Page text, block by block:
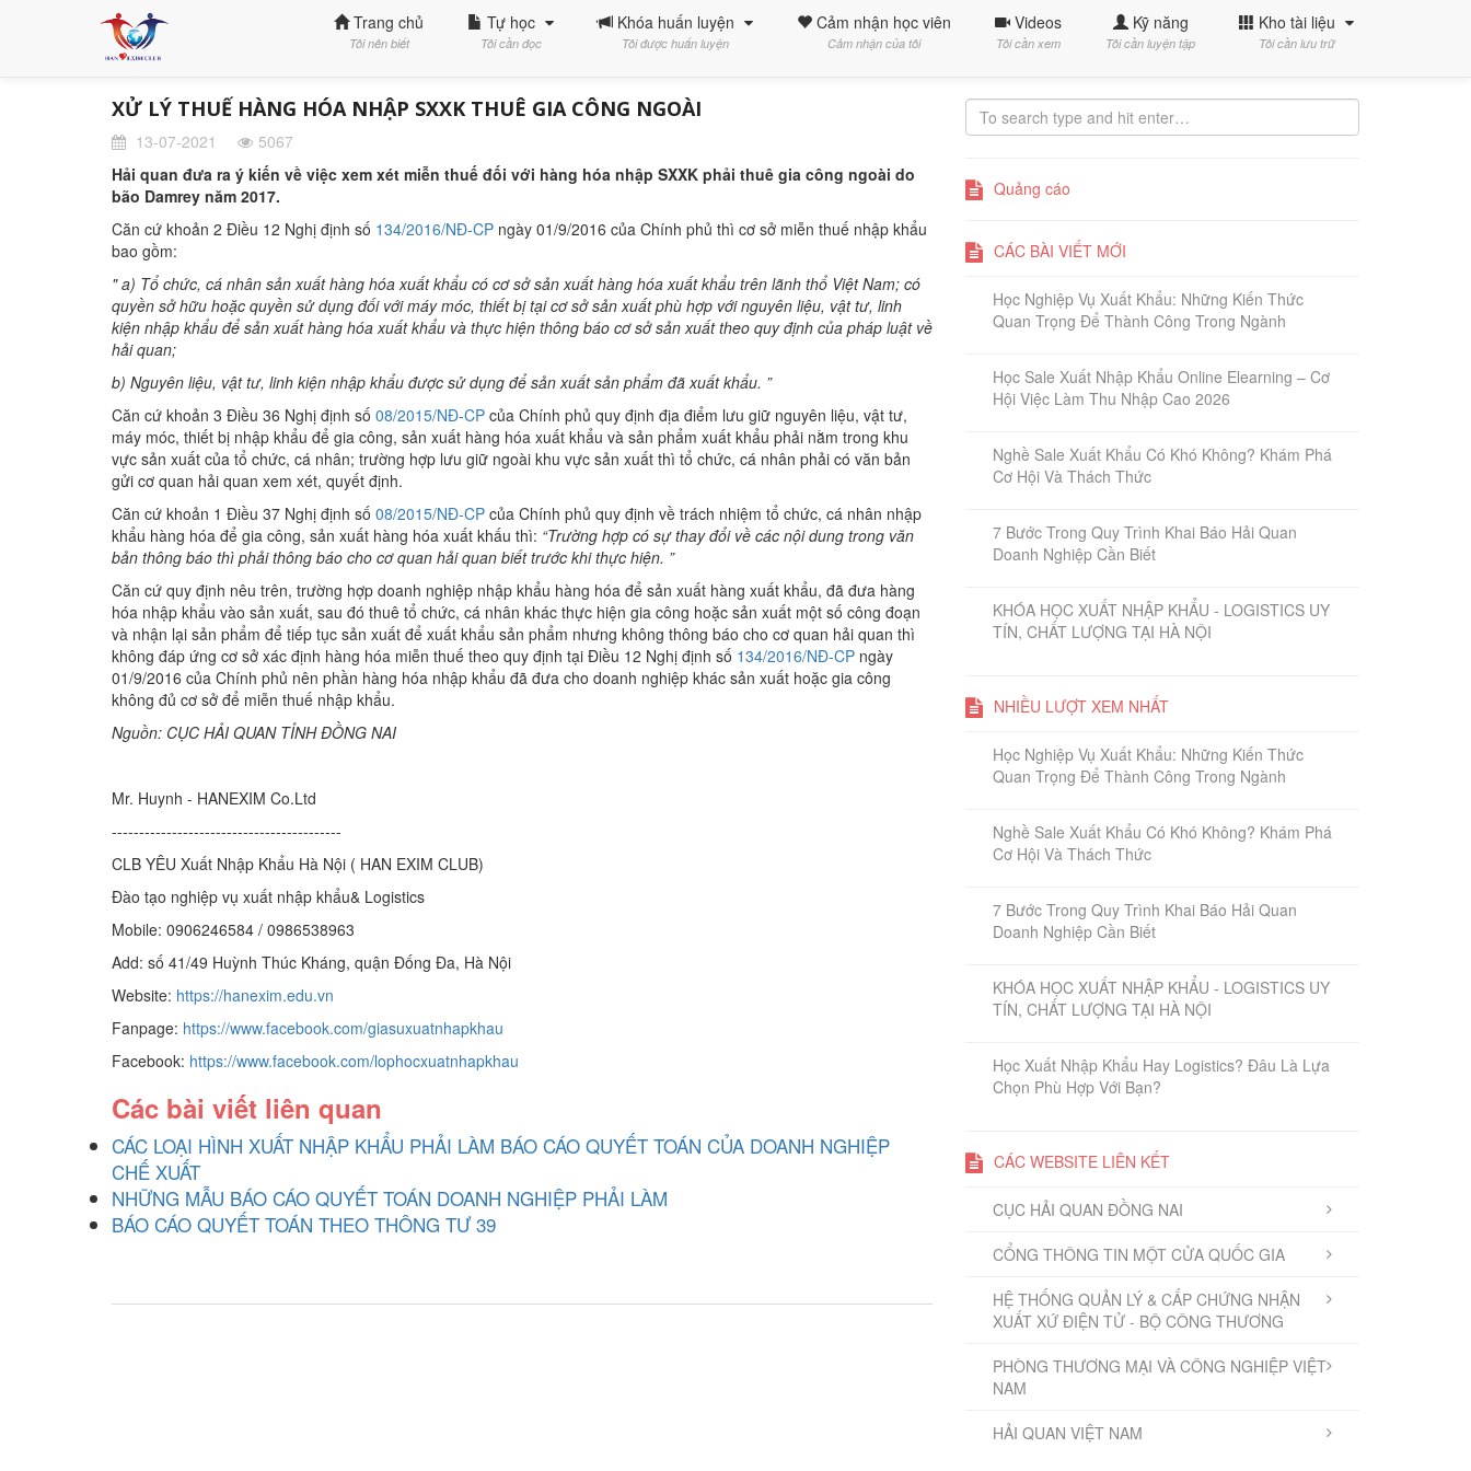
Trang chủ
Tôi nên biết
Tự học
Tôi cần đọc
Khóa huấn luyện
Tôi được huấn luyện
Cảm nhận học viên
Cảm nhận của tôi
Videos
Tôi cần xem
Kỹ năng
Tôi cần luyện tập
Kho tài liệu
Tôi cần lưu trữ
XỬ LÝ THUẾ HÀNG HÓA NHẬP SXXK THUÊ GIA CÔNG NGOÀI
13-07-2021
5067
Hải quan đưa ra ý kiến về việc xem xét miễn thuế đối với hàng hóa nhập SXXK phải thuê gia công ngoài do
bão Damrey năm 2017.
Căn cứ khoản 2 Điều 12 Nghị định số 134/2016/NĐ-CP ngày 01/9/2016 của Chính phủ thì cơ sở miễn thuế nhập khẩu
bao gồm:
" a) Tổ chức, cá nhân sản xuất hàng hóa xuất khẩu có cơ sở sản xuất hàng hóa xuất khẩu trên lãnh thổ Việt Nam; có
quyền sở hữu hoặc quyền sử dụng đối với máy móc, thiết bị tại cơ sở sản xuất phù hợp với nguyên liệu, vật tư, linh
kiện nhập khẩu để sản xuất hàng hóa xuất khẩu và thực hiện thông báo cơ sở sản xuất theo quy định của pháp luật về
hải quan;
b) Nguyên liệu, vật tư, linh kiện nhập khẩu được sử dụng để sản xuất sản phẩm đã xuất khẩu. ”
Căn cứ khoản 3 Điều 36 Nghị định số 08/2015/NĐ-CP của Chính phủ quy định địa điểm lưu giữ nguyên liệu, vật tư,
máy móc, thiết bị nhập khẩu để gia công, sản xuất hàng hóa xuất khẩu và sản phẩm xuất khẩu phải nằm trong khu
vực sản xuất của tổ chức, cá nhân; trường hợp lưu giữ ngoài khu vực sản xuất thì tổ chức, cá nhân phải có văn bản
gửi cơ quan hải quan xem xét, quyết định.
Căn cứ khoản 1 Điều 37 Nghị định số 08/2015/NĐ-CP của Chính phủ quy định về trách nhiệm tổ chức, cá nhân nhập
khẩu hàng hóa để gia công, sản xuất hàng hóa xuất khấu thì: “Trường hợp có sự thay đổi về các nội dung trong văn
bản thông báo thì phải thông báo cho cơ quan hải quan biết trước khi thực hiện. ”
Căn cứ quy định nêu trên, trường hợp doanh nghiệp nhập khẩu hàng hóa để sản xuất hàng xuất khẩu, đã đưa hàng
hóa nhập khẩu vào sản xuất, sau đó thuê tổ chức, cá nhân khác thực hiện gia công hoặc sản xuất một số công đoạn
và nhận lại sản phẩm để tiếp tục sản xuất để xuất khẩu sản phẩm nhưng không thông báo cho cơ quan hải quan thì
không đáp ứng cơ sở xác định hàng hóa miễn thuế theo quy định tại Điều 12 Nghị định số 134/2016/NĐ-CP ngày
01/9/2016 của Chính phủ nên phần hàng hóa nhập khẩu đã đưa cho doanh nghiệp khác sản xuất hoặc gia công
không đủ cơ sở để miễn thuế nhập khẩu.
Nguồn: CỤC HẢI QUAN TỈNH ĐỒNG NAI
Mr. Huynh - HANEXIM Co.Ltd
------------------------------------------
CLB YÊU Xuất Nhập Khẩu Hà Nội ( HAN EXIM CLUB)
Đào tạo nghiệp vụ xuất nhập khẩu& Logistics
Mobile: 0906246584 / 0986538963
Add: số 41/49 Huỳnh Thúc Kháng, quận Đống Đa, Hà Nội
Website: https://hanexim.edu.vn
Fanpage: https://www.facebook.com/giasuxuatnhapkhau
Facebook: https://www.facebook.com/lophocxuatnhapkhau
Các bài viết liên quan
CÁC LOẠI HÌNH XUẤT NHẬP KHẨU PHẢI LÀM BÁO CÁO QUYẾT TOÁN CỦA DOANH NGHIỆP
CHẾ XUẤT
NHỮNG MẪU BÁO CÁO QUYẾT TOÁN DOANH NGHIỆP PHẢI LÀM
BÁO CÁO QUYẾT TOÁN THEO THÔNG TƯ 39
Quảng cáo
CÁC BÀI VIẾT MỚI
Học Nghiệp Vụ Xuất Khẩu: Những Kiến Thức
Quan Trọng Để Thành Công Trong Ngành
Học Sale Xuất Nhập Khẩu Online Elearning – Cơ
Hội Việc Làm Thu Nhập Cao 2026
Nghề Sale Xuất Khẩu Có Khó Không? Khám Phá
Cơ Hội Và Thách Thức
7 Bước Trong Quy Trình Khai Báo Hải Quan
Doanh Nghiệp Cần Biết
KHÓA HỌC XUẤT NHẬP KHẨU - LOGISTICS UY
TÍN, CHẤT LƯỢNG TẠI HÀ NỘI
NHIỀU LƯỢT XEM NHẤT
Học Nghiệp Vụ Xuất Khẩu: Những Kiến Thức
Quan Trọng Để Thành Công Trong Ngành
Nghề Sale Xuất Khẩu Có Khó Không? Khám Phá
Cơ Hội Và Thách Thức
7 Bước Trong Quy Trình Khai Báo Hải Quan
Doanh Nghiệp Cần Biết
KHÓA HỌC XUẤT NHẬP KHẨU - LOGISTICS UY
TÍN, CHẤT LƯỢNG TẠI HÀ NỘI
Học Xuất Nhập Khẩu Hay Logistics? Đâu Là Lựa
Chọn Phù Hợp Với Bạn?
CÁC WEBSITE LIÊN KẾT
CỤC HẢI QUAN ĐỒNG NAI
CỔNG THÔNG TIN MỘT CỬA QUỐC GIA
HỆ THỐNG QUẢN LÝ & CẤP CHỨNG NHẬN
XUẤT XỨ ĐIỆN TỬ - BỘ CÔNG THƯƠNG
PHÒNG THƯƠNG MẠI VÀ CÔNG NGHIỆP VIỆT
NAM
HẢI QUAN VIỆT NAM